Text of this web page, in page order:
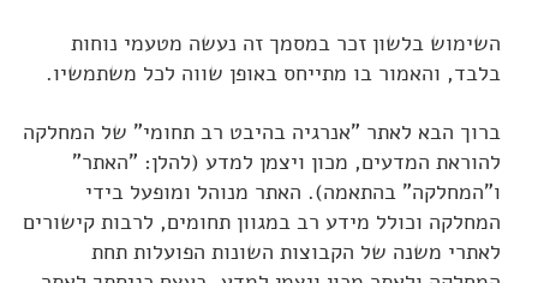
השימוש בלשון זכר במסמך זה נעשה מטעמי נוחות
בלבד, והאמור בו מתייחס באופן שווה לכל משתמשיו.
ברוך הבא לאתר "אנרגיה בהיבט רב תחומי" של המחלקה
להוראת המדעים, מכון ויצמן למדע (להלן: "האתר"
ו"המחלקה" בהתאמה). האתר מנוהל ומופעל בידי
המחלקה וכולל מידע רב במגוון תחומים, לרבות קישורים
לאתרי משנה של הקבוצות השונות הפועלות תחת